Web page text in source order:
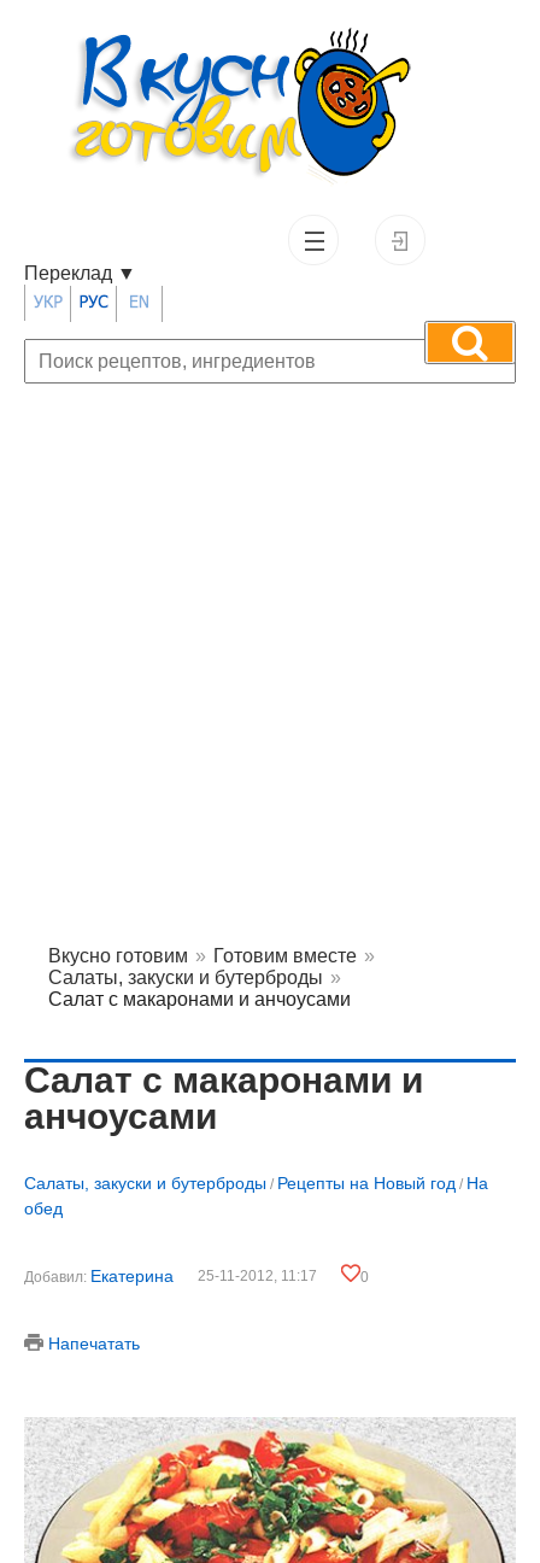
Переклад ▼
Вкусно готовим » Готовим вместе »
Салаты, закуски и бутерброды »
Салат с макаронами и анчоусами
Салат с макаронами и
анчоусами
Салаты, закуски и бутерброды / Рецепты на Новый год / На
обед
Добавил: Екатерина 25-11-2012, 11:17 0
Напечатать